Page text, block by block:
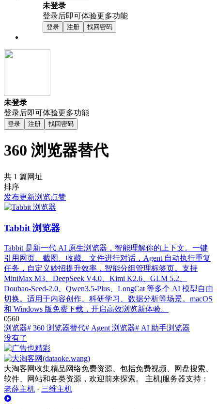
未登录
登录后即可体验更多功能
登录 注册 找回密码
未登录
登录后即可体验更多功能
登录 注册 找回密码
360 浏览器替代
共 1 篇网址
排序
发布更新浏览点赞
Tabbit 浏览器
Tabbit 是新一代 AI 原生浏览器，智能理解你的上下文。一键
引用网页、截图、收藏、文件进行对话，Agent 自动执行重复
任务，自定义妙招提升效率，智能分组管理标签页。支持
MiniMax M3、DeepSeek V4.0、Kimi K2.6、GLM 5.2、
Doubao-Seed-2.0、Qwen3.5-Plus、LongCat 等多个 AI 模型自由
切换。适用于内容创作、科研学习、数据分析等场景。macOS
和 Windows 版免费下载，开启高效浏览新体验。
0560
浏览器# 360 浏览器替代# Agent 浏览器# AI 助手浏览器
没有了
大淘客网收集精品网络免费资源、包括免费视频、网盘搜索、
软件、网站和各类资源，欢迎前来探索。 主机|服务器支持：
老薛主机 · 三维主机